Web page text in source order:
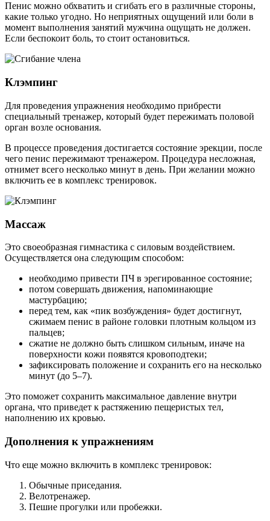
Пенис можно обхватить и сгибать его в различные стороны,
какие только угодно. Но неприятных ощущений или боли в
момент выполнения занятий мужчина ощущать не должен.
Если беспокоит боль, то стоит остановиться.
Клэмпинг
Для проведения упражнения необходимо прибрести
специальный тренажер, который будет пережимать половой
орган возле основания.
В процессе проведения достигается состояние эрекции, после
чего пенис пережимают тренажером. Процедура несложная,
отнимет всего несколько минут в день. При желании можно
включить ее в комплекс тренировок.
Массаж
Это своеобразная гимнастика с силовым воздействием.
Осуществляется она следующим способом:
необходимо привести ПЧ в эрегированное состояние;
потом совершать движения, напоминающие
мастурбацию;
перед тем, как «пик возбуждения» будет достигнут,
сжимаем пенис в районе головки плотным кольцом из
пальцев;
сжатие не должно быть слишком сильным, иначе на
поверхности кожи появятся кровоподтеки;
зафиксировать положение и сохранить его на несколько
минут (до 5–7).
Это поможет сохранить максимальное давление внутри
органа, что приведет к растяжению пещеристых тел,
наполнению их кровью.
Дополнения к упражнениям
Что еще можно включить в комплекс тренировок:
Обычные приседания.
Велотренажер.
Пешие прогулки или пробежки.